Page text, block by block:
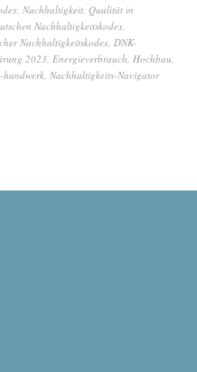
, Nachhaltigkeit, Qualität in
Nachhaltigkeitskodex,
Nachhaltigkeitskodex, DNK-
2023, Energieverbrauch, Hochbau,
handwerk, Nachhaltigkeits-Navigator